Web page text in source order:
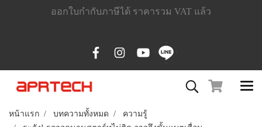
ออกใบกำกับภาษีได้ ราคารวม VAT แล้ว
หน้าแรก บทความทั้งหมด
ความรู้